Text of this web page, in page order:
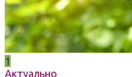
1
Актуально